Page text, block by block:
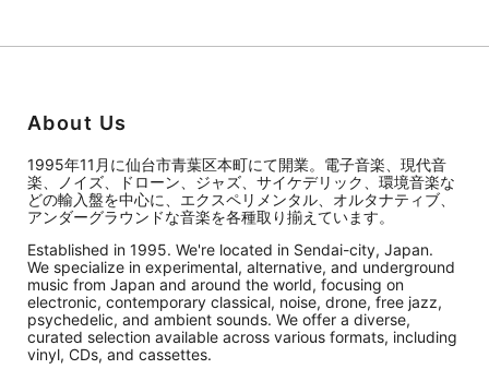
About Us
1995年11月に仙台市青葉区本町にて開業。電子音楽、現代音
楽、ノイズ、ドローン、ジャズ、サイケデリック、環境音楽な
どの輸入盤を中心に、エクスペリメンタル、オルタナティブ、
アンダーグラウンドな音楽を各種取り揃えています。
Established in 1995. We're located in Sendai-city, Japan.
We specialize in experimental, alternative, and underground
music from Japan and around the world, focusing on
electronic, contemporary classical, noise, drone, free jazz,
psychedelic, and ambient sounds. We offer a diverse,
curated selection available across various formats, including
vinyl, CDs, and cassettes.